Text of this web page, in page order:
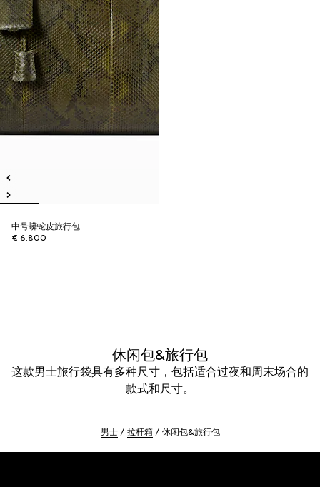
中号蟒蛇皮旅行包
€ 6.800
休闲包&旅行包
这款男士旅行袋具有多种尺寸，包括适合过夜和周末场合的
款式和尺寸。
男士 拉杆箱 休闲包&旅行包